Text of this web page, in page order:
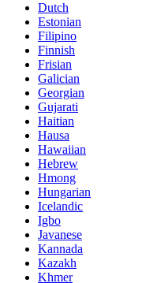
Dutch
Estonian
Filipino
Finnish
Frisian
Galician
Georgian
Gujarati
Haitian
Hausa
Hawaiian
Hebrew
Hmong
Hungarian
Icelandic
Igbo
Javanese
Kannada
Kazakh
Khmer